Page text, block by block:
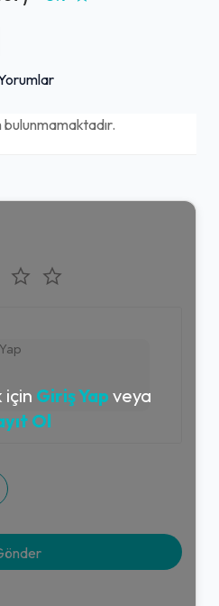
için Giriş Yap veya
Ol